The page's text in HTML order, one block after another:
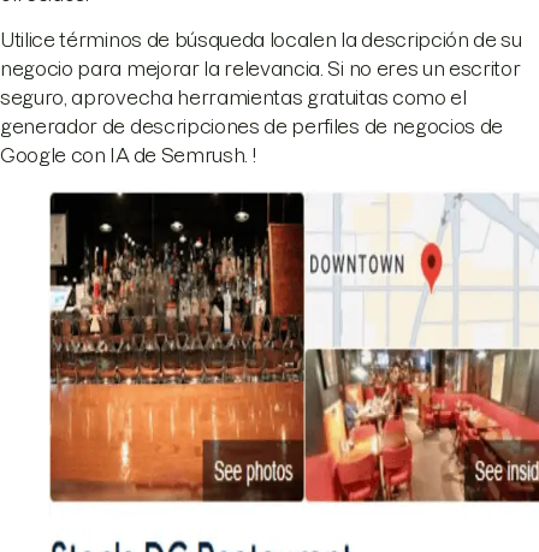
Utilice términos de búsqueda localen la descripción de su
negocio para mejorar la relevancia. Si no eres un escritor
seguro, aprovecha herramientas gratuitas como el
generador de descripciones de perfiles de negocios de
Google con IA de Semrush . !